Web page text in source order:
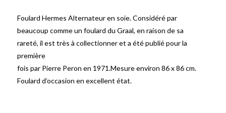
Foulard Hermes Alternateur en soie. Considéré par
beaucoup comme un foulard du Graal, en raison de sa
rareté, il est très à collectionner et a été publié pour la
première
fois par Pierre Peron en 1971.Mesure environ 86 x 86 cm.
Foulard d’occasion en excellent état.